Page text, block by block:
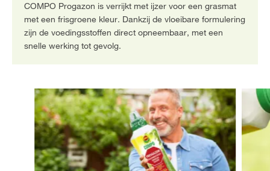
COMPO Progazon is verrijkt met ijzer voor een grasmat
met een frisgroene kleur. Dankzij de vloeibare formulering
zijn de voedingsstoffen direct opneembaar, met een
snelle werking tot gevolg.